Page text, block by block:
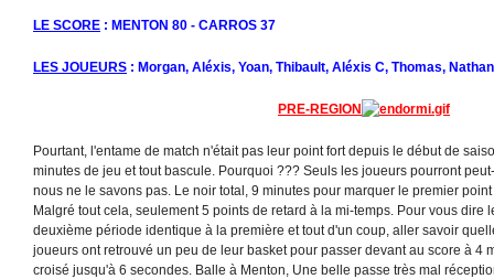
LE SCORE : MENTON 80 - CARROS 37
LES JOUEURS : Morgan, Aléxis, Yoan, Thibault, Aléxis C, Thomas,
PRE-REGION
Pourtant, l'entame de match n'était pas leur point fort depuis le début de
minutes de jeu et tout bascule. Pourquoi ??? Seuls les joueurs pourront
nous ne le savons pas. Le noir total, 9 minutes pour marquer le premier
Malgré tout cela, seulement 5 points de retard à la mi-temps. Pour vous dire
deuxième période identique à la première et tout d'un coup, aller savoir
joueurs ont retrouvé un peu de leur basket pour passer devant au score à 4
croisé jusqu'à 6 secondes. Balle à Menton, Une belle passe très mal